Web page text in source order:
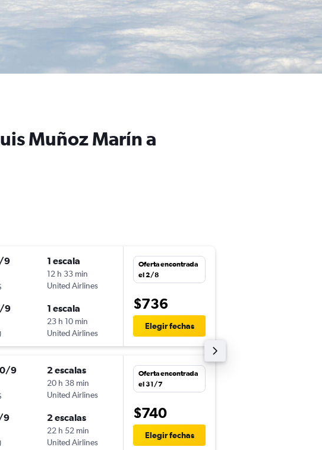
Muñoz Marín a
9 1 escala
12 h 33 min
United Airlines
9 1 escala
23 h 10 min
United Airlines
Oferta encontrada
el 2/8
$736
Elegir fechas
9 2 escalas
20 h 38 min
United Airlines
9 2 escalas
22 h 52 min
United Airlines
Oferta encontrada
el 31/7
$740
Elegir fechas